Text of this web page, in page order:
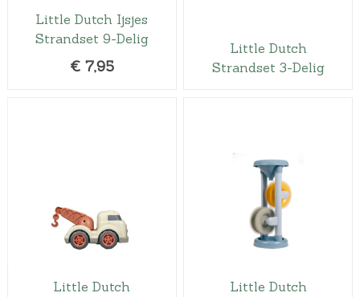
Little Dutch Ijsjes
Strandset 9-Delig
€ 7,95
Little Dutch
Strandset 3-Delig
Little Dutch
Little Dutch